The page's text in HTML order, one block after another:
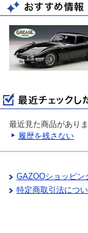
最近見た商品がありま
履歴を残さない
GAZOOショッピン
特定商取引法につ